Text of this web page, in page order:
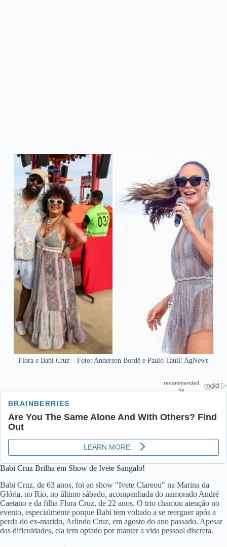
Flora e Babi Cruz – Foto: Anderson Bordê e Paulo Tauil/ AgNews
Babi Cruz Brilha em Show de Ivete Sangalo!
Babi Cruz, de 63 anos, foi ao show "Ivete Clareou" na Marina da
Glória, no Rio, no último sábado, acompanhada do namorado André
Caetano e da filha Flora Cruz, de 22 anos. O trio chamou atenção no
evento, especialmente porque Babi tem voltado a se reerguer após a
perda do ex-marido, Arlindo Cruz, em agosto do ano passado. Apesar
das dificuldades, ela tem optado por manter a vida pessoal discreta.